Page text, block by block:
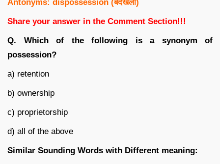
Antonyms: dispossession (बेदखली)
Share your answer in the Comment Section!!!
Q. Which of the following is a synonym of
possession?
a) retention
b) ownership
c) proprietorship
d) all of the above
Similar Sounding Words with Different meaning: